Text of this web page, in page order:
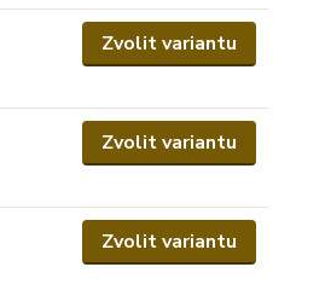
Zvolit variantu
Zvolit variantu
Zvolit variantu